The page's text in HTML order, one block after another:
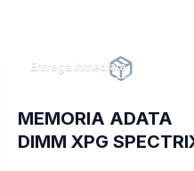
Entrega inmediata
MEMORIA ADATA
DIMM XPG